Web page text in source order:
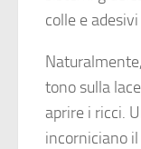
colle e
tono sulla
aprire i ricci.
incorniciano